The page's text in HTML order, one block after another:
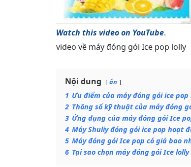
Watch this video on YouTube.
video về máy đóng gói Ice pop lolly
Nội dung ẩn
1 Ưu điểm của máy đóng gói ice pop
2 Thông số kỹ thuật của máy đóng
3 Ứng dụng của máy đóng gói Ice
4 Máy Shuliy đóng gói ice pop hoạt
5 Máy đóng gói Ice pop có giá bao
6 Tại sao chọn máy đóng gói Ice lolly